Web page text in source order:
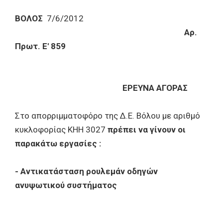
ΒΟΛΟΣ 7/6/2012
Αρ.
Πρωτ. Ε' 859
ΕΡΕΥΝΑ ΑΓΟΡΑΣ
Στο απορριμματοφόρο της Δ.Ε. Βόλου με αριθμό
κυκλοφορίας ΚΗΗ 3027 πρέπει να γίνουν οι
παρακάτω εργασίες :
- Aντικατάσταση ρουλεμάν οδηγών
ανυψωτικού συστήματος